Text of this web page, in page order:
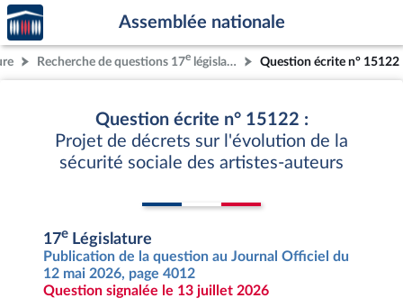
Aller au contenu
Aller en bas de la page
Accèder
à la
page
d'accueil
Assemblée nationale
Recherche de questions 17e législature Question écrite n° 15122
Question écrite n° 15122 :
Projet de décrets sur l'évolution de la
sécurité sociale des artistes-auteurs
17e Législature
Publication de la question au Journal Officiel du
12 mai 2026, page 4012
Question signalée le 13 juillet 2026